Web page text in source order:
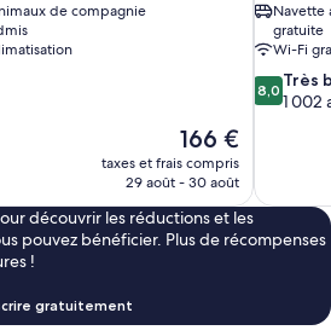
de compagnie
Le
nouveau
prix
de
166 €
166 €
taxes et frais compris
29 août - 30 août
Navette
gratuite
Wi-Fi
8.0
sur
1 002 avis
8,0 Très
1 002
découvrir les réductions et les
pouvez bénéficier. Plus de récompenses
!
gratuitement